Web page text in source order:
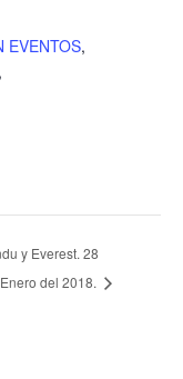
EVENTOS,
,
y Everest. 28
del 2018.